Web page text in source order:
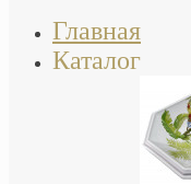
Главная
Каталог